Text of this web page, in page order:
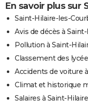
En savoir plus sur
Saint-Hilaire-les-
Avis de décès à
Pollution à Saint-
Classement des
Accidents de voiture
Climat et historique
Salaires à Saint-